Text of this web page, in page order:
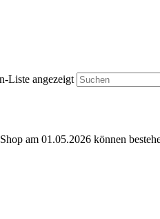
Liste angezeigt
am 01.05.2026 können